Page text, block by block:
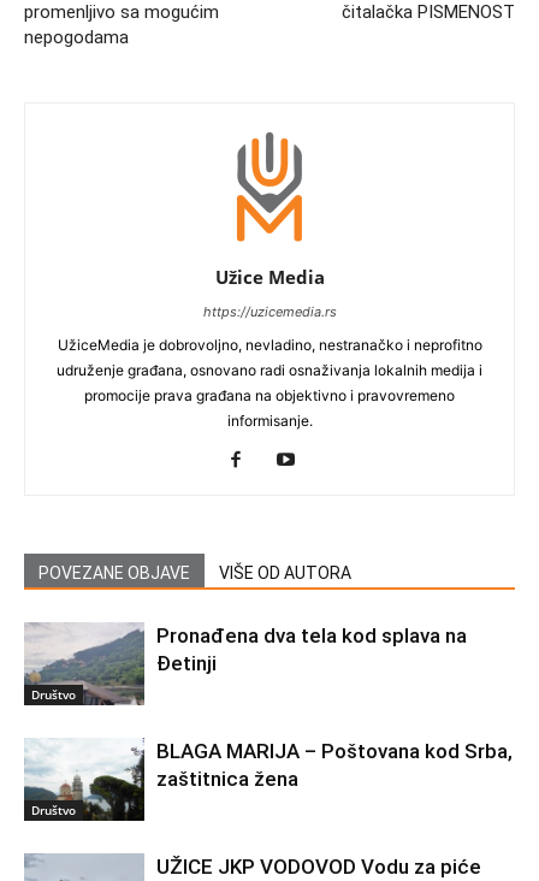
promenljivo sa mogućim
nepogodama
čitalačka PISMENOST
Užice Media
https://uzicemedia.rs
UžiceMedia je dobrovoljno, nevladino, nestranačko i neprofitno
udruženje građana, osnovano radi osnaživanja lokalnih medija i
promocije prava građana na objektivno i pravovremeno
informisanje.
POVEZANE OBJAVE VIŠE OD AUTORA
Društvo
Pronađena dva tela kod splava na
Đetinji
Društvo
BLAGA MARIJA – Poštovana kod Srba,
zaštitnica žena
UŽICE JKP VODOVOD Vodu za piće